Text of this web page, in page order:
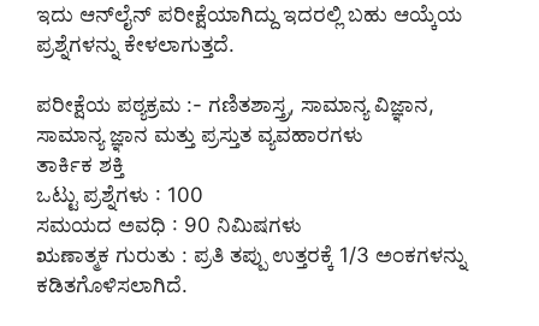
ಇದು ಆನ್‌ಲೈನ್ ಪರೀಕ್ಷೆಯಾಗಿದ್ದು ಇದರಲ್ಲಿ ಬಹು ಆಯ್ಕೆಯ
ಪ್ರಶ್ನೆಗಳನ್ನು ಕೇಳಲಾಗುತ್ತದೆ.
ಪರೀಕ್ಷೆಯ ಪಠ್ಯಕ್ರಮ :- ಗಣಿತಶಾಸ್ತ್ರ, ಸಾಮಾನ್ಯ ವಿಜ್ಞಾನ,
ಸಾಮಾನ್ಯ ಜ್ಞಾನ ಮತ್ತು ಪ್ರಸ್ತುತ ವ್ಯವಹಾರಗಳು
ತಾರ್ಕಿಕ ಶಕ್ತಿ
ಒಟ್ಟು ಪ್ರಶ್ನೆಗಳು : 100
ಸಮಯದ ಅವಧಿ : 90 ನಿಮಿಷಗಳು
ಋಣಾತ್ಮಕ ಗುರುತು : ಪ್ರತಿ ತಪ್ಪು ಉತ್ತರಕ್ಕೆ 1/3 ಅಂಕಗಳನ್ನು
ಕಡಿತಗೊಳಿಸಲಾಗಿದೆ.